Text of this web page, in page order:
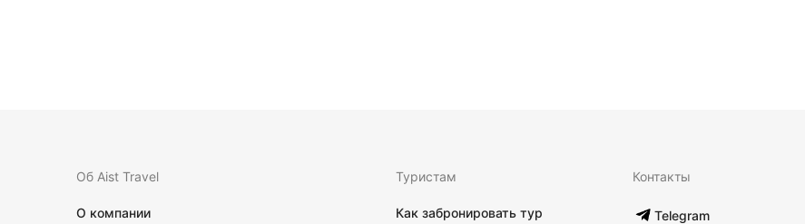
Об Aist Travel
О компании
Туристам
Как забронировать тур
Контакты
Telegram